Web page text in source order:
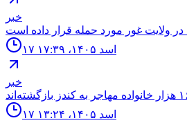
خبر
۱۷ اسد ۱۴۰۵، ۱۷:۳۹
خبر
۱۷ اسد ۱۴۰۵، ۱۳:۲۴